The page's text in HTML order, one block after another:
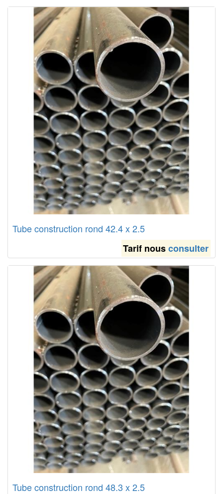
Tube construction rond 42.4 x 2.5
Tarif nousconsulter
Tube construction rond 48.3 x 2.5